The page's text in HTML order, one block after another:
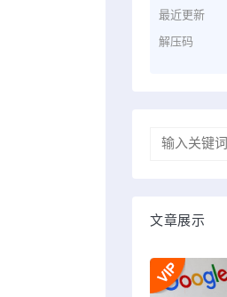
最近更新
解压码
文章展示